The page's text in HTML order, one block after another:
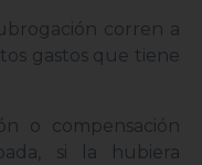
corren a
gastos que tiene
o compensación
si la hubiera